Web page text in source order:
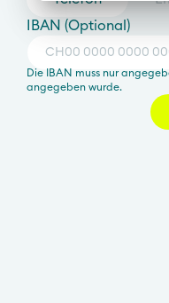
IBAN (Optional)
Die IBAN muss nur
angegeben wurde.